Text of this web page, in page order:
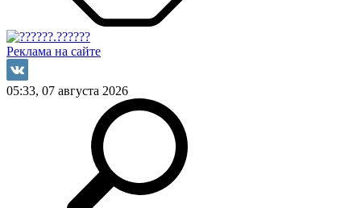
Реклама на сайте
05:33, 07 августа 2026